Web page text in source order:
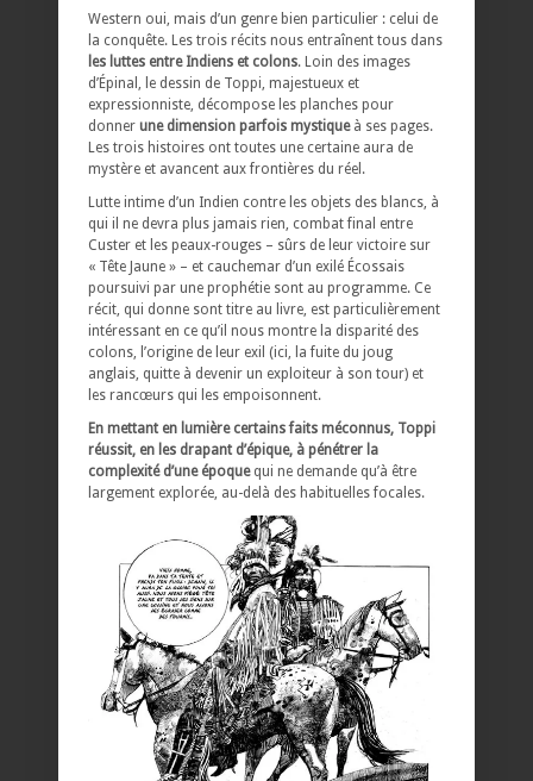
Western oui, mais d’un genre bien particulier : celui de
la conquête. Les trois récits nous entraînent tous dans
les luttes entre Indiens et colons. Loin des images
d’Épinal, le dessin de Toppi, majestueux et
expressionniste, décompose les planches pour
donner une dimension parfois mystiqueà ses pages.
Les trois histoires ont toutes une certaine aura de
mystère et avancent aux frontières du réel.
Lutte intime d’un Indien contre les objets des blancs, à
qui il ne devra plus jamais rien, combat final entre
Custer et les peaux-rouges – sûrs de leur victoire sur
« Tête Jaune » – et cauchemar d’un exilé Écossais
poursuivi par une prophétie sont au programme. Ce
récit, qui donne sont titre au livre, est particulièrement
intéressant en ce qu’il nous montre la disparité des
colons, l’origine de leur exil (ici, la fuite du joug
anglais, quitte à devenir un exploiteur à son tour) et
les rancœurs qui les empoisonnent.
En mettant en lumière certains faits méconnus, Toppi
réussit, en les drapant d’épique, à pénétrer la
complexité d’une époquequi ne demande qu’à être
largement explorée, au-delà des habituelles focales.